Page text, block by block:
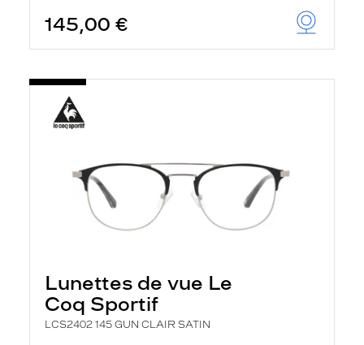
145,00 €
Lunettes de vue Le
Coq Sportif
LCS2402 145 GUN CLAIR SATIN